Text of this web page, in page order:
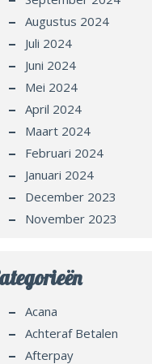
Augustus 2024
Juli 2024
Juni 2024
Mei 2024
April 2024
Maart 2024
Februari 2024
Januari 2024
December 2023
November 2023
Acana
Achteraf Betalen
Afterpay